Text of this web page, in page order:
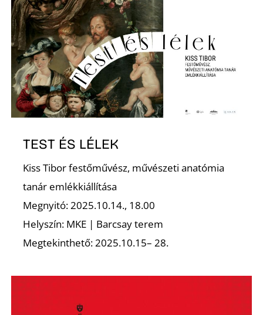
TEST ÉS LÉLEK
Kiss Tibor festőművész, művészeti anatómia
tanár emlékkiállítása
Megnyitó: 2025.10.14., 18.00
Helyszín: MKE | Barcsay terem
Megtekinthető: 2025.10.15– 28.